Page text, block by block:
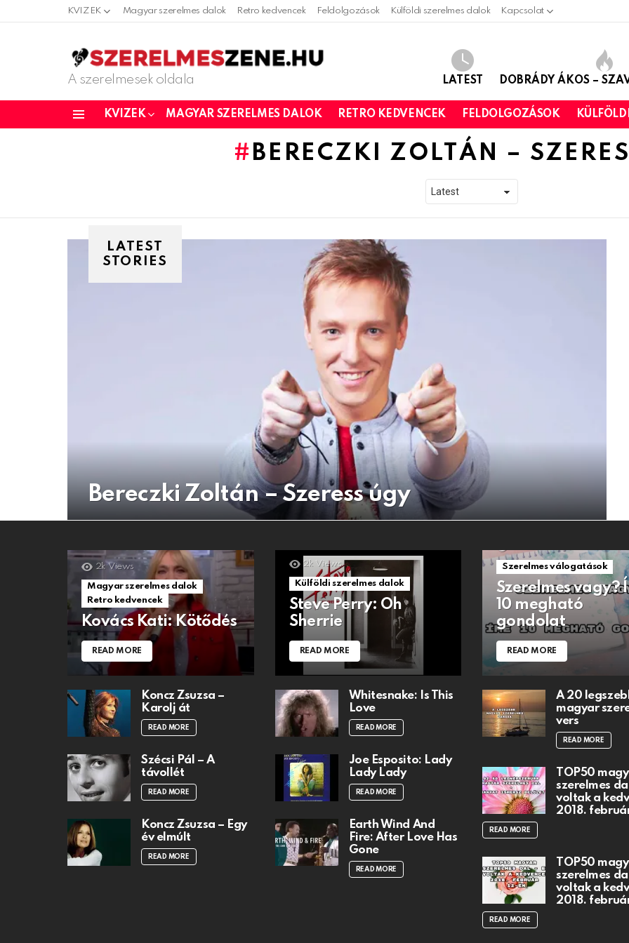
KVIZEK Magyar szerelmes dalok Retro kedvencek Feldolgozások Külföldi szerelmes dalok Kapcsolat
A szerelmesek oldala LATEST DOBRÁDY ÁKOS –
KVIZEK MAGYAR SZERELMES DALOK RETRO KEDVENCEK FELDOLGOZÁSOK
BERECZKI ZOLTÁN –
LATEST
STORIES
Bereczki Zoltán – Szeress úgy
2k Views
Magyar szerelmes dalok
Retro kedvencek
Kovács Kati: Kötődés
READ MORE
Koncz Zsuzsa –
Karolj át
READ MORE
Szécsi Pál – A
távollét
READ MORE
Koncz Zsuzsa – Egy
év elmúlt
READ MORE
2k Views
Külföldi szerelmes dalok
Steve Perry: Oh
Sherrie
READ MORE
Whitesnake: Is This
Love
READ MORE
Joe Esposito: Lady
Lady Lady
READ MORE
Earth Wind And
Fire: After Love Has
Gone
READ MORE
Szerelmes válogatások
Szerelmes vagy?
10 megható
gondolat
READ MORE
A 20
magyar
vers
READ MORE
TOP50
szerelmes
voltak a
2018.
READ MORE
TOP50
szerelmes
voltak a
2018.
READ MORE